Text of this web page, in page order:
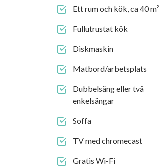
Ett rum och kök, ca 40 m²
Fullutrustat kök
Diskmaskin
Matbord/arbetsplats
Dubbelsäng eller två
enkelsängar
Soffa
TV med chromecast
Gratis Wi-Fi